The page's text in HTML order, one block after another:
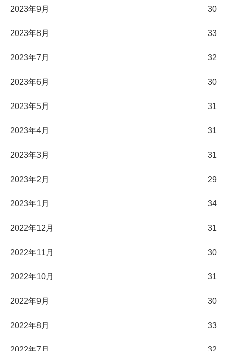
2023年9月 30
2023年8月 33
2023年7月 32
2023年6月 30
2023年5月 31
2023年4月 31
2023年3月 31
2023年2月 29
2023年1月 34
2022年12月 31
2022年11月 30
2022年10月 31
2022年9月 30
2022年8月 33